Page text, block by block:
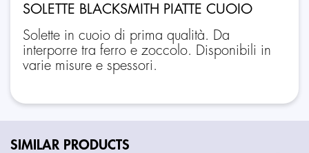
SOLETTE BLACKSMITH PIATTE CUOIO
Solette in cuoio di prima qualità. Da
interporre tra ferro e zoccolo. Disponibili in
varie misure e spessori.
SIMILAR PRODUCTS